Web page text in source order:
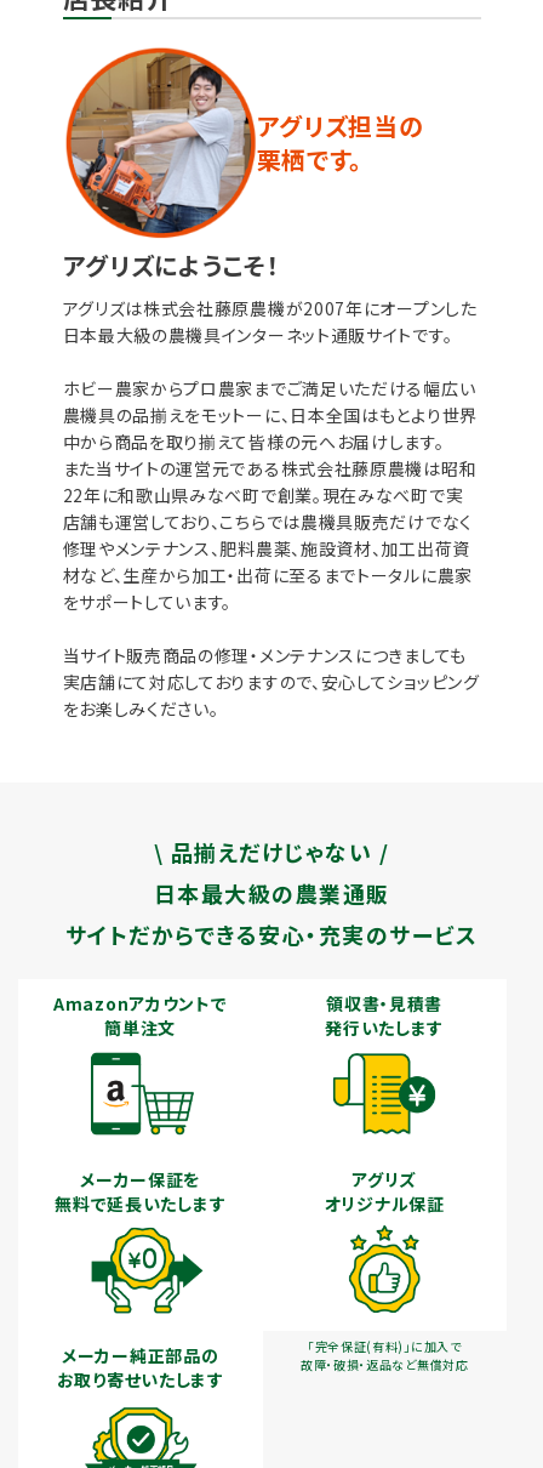
アグリズ担当の
栗栖です。
アグリズにようこそ！
アグリズは株式会社藤原農機が2007年にオープンした
日本最大級の農機具インターネット通販サイトです。
ホビー農家からプロ農家までご満足いただける幅広い
農機具の品揃えをモットーに、日本全国はもとより世界
中から商品を取り揃えて皆様の元へお届けします。
また当サイトの運営元である株式会社藤原農機は昭和
22年に和歌山県みなべ町で創業。現在みなべ町で実
店舗も運営しており、こちらでは農機具販売だけでなく
修理やメンテナンス、肥料農薬、施設資材、加工出荷資
材など、生産から加工・出荷に至るまでトータルに農家
をサポートしています。
当サイト販売商品の修理・メンテナンスにつきましても
実店舗にて対応しておりますので、安心してショッピング
をお楽しみください。
\ 品揃えだけじゃない /
日本最大級の農業通販
サイトだからできる安心・充実のサービス
Amazonアカウントで
簡単注文
領収書・見積書
発行いたします
メーカー保証を
無料で延長いたします
アグリズ
オリジナル保証
「完全保証(有料)」に加入で
故障・破損・返品など無償対応
メーカー純正部品の
お取り寄せいたします